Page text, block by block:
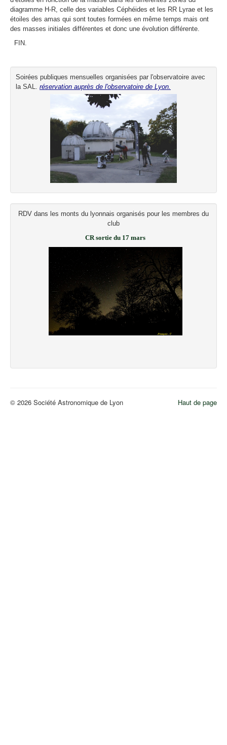
diagramme H-R, celle des variables Céphéides et les RR Lyrae et les
étoiles des amas qui sont toutes formées en même temps mais ont
des masses initiales différentes et donc une évolution différente.
FIN.
Soirées publiques mensuelles organisées par l'observatoire avec
la SAL. réservation auprès de l'observatoire de Lyon.
RDV dans les monts du lyonnais organisés pour les membres du
club
CR sortie du 17 mars
Haut de page
© 2026 Société Astronomique de Lyon